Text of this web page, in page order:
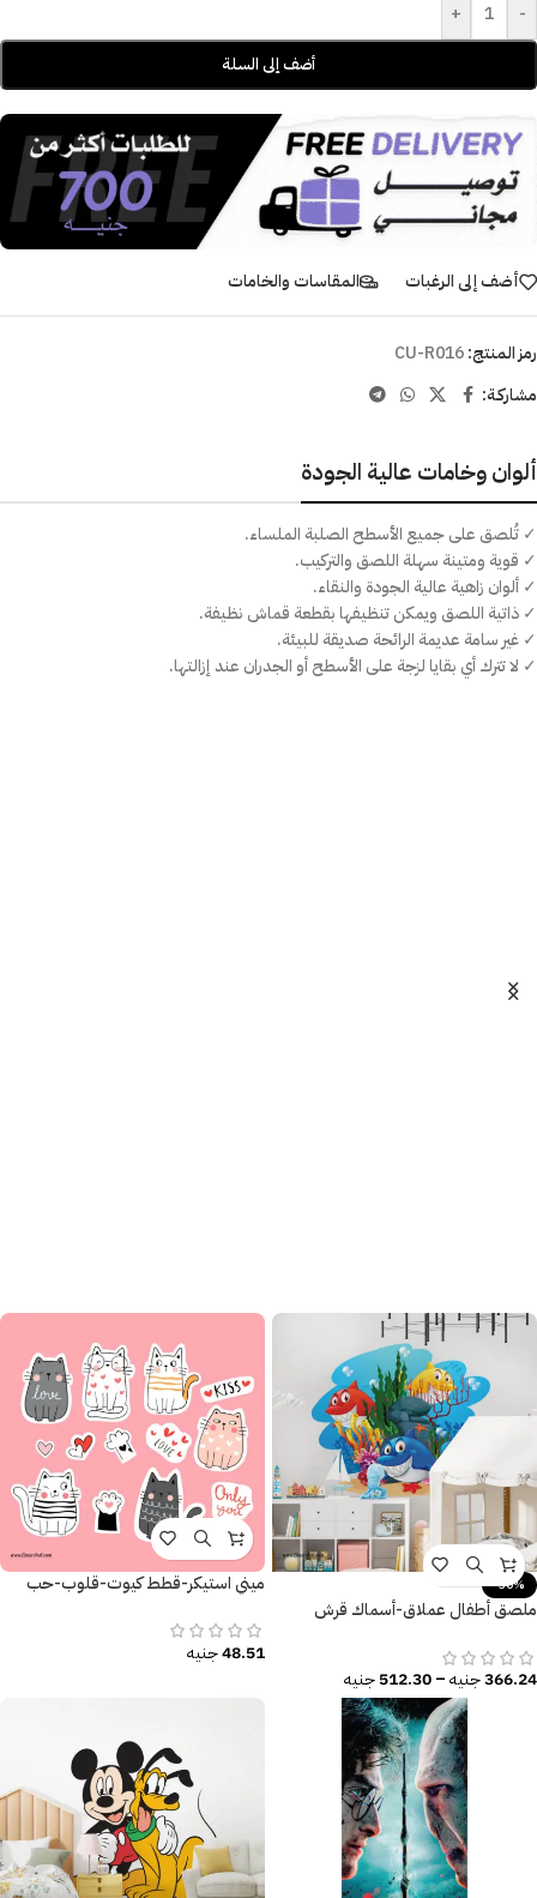
-
+
أضف إلى السلة
أضف إلى الرغبات المقاسات والخامات
رمز المنتج:CU-R016
مشاركـة:
ألوان وخامات عالية الجودة
✓ تُلصق على جميع الأسطح الصلبة الملساء.
✓ قوية ومتينة سهلة اللصق والتركيب.
✓ ألوان زاهية عالية الجودة والنقاء.
✓ ذاتية اللصق ويمكن تنظيفها بقطعة قماش نظيفة.
✓ غير سامة عديمة الرائحة صديقة للبيئة.
✓ لا تترك أي بقايا لزجة على الأسطح أو الجدران عند إزالتها.
-30%
ملصق أطفال عملاق-أسماك قرش
366.24جنيه–
512.30جنيه
ميني استيكر-قطط كيوت-قلوب-حب
48.51جنيه